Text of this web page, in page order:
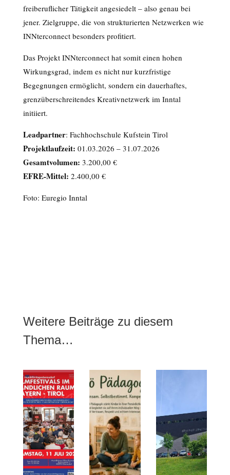
freiberuflicher Tätigkeit angesiedelt – also genau bei
jener. Zielgruppe, die von strukturierten Netzwerken wie
INNterconnect besonders profitiert.
Das Projekt INNterconnect hat somit einen hohen
Wirkungsgrad, indem es nicht nur kurzfristige
Begegnungen ermöglicht, sondern ein dauerhaftes,
grenzüberschreitendes Kreativnetzwerk im Inntal
initiiert.
Leadpartner: Fachhochschule Kufstein Tirol
Projektlaufzeit: 01.03.2026 – 31.07.2026
Gesamtvolumen: 3.200,00 €
EFRE-Mittel: 2.400,00 €
Foto: Euregio Inntal
Weitere Beiträge zu diesem
Thema…